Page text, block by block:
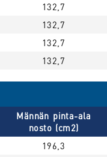
132,7
132,7
132,7
132,7
Männän pinta-ala
nosto (cm2)
196,3